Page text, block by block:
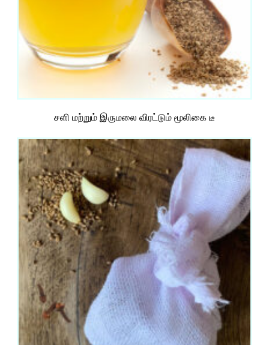
சளி மற்றும் இருமலை விரட்டும் மூலிகை டீ